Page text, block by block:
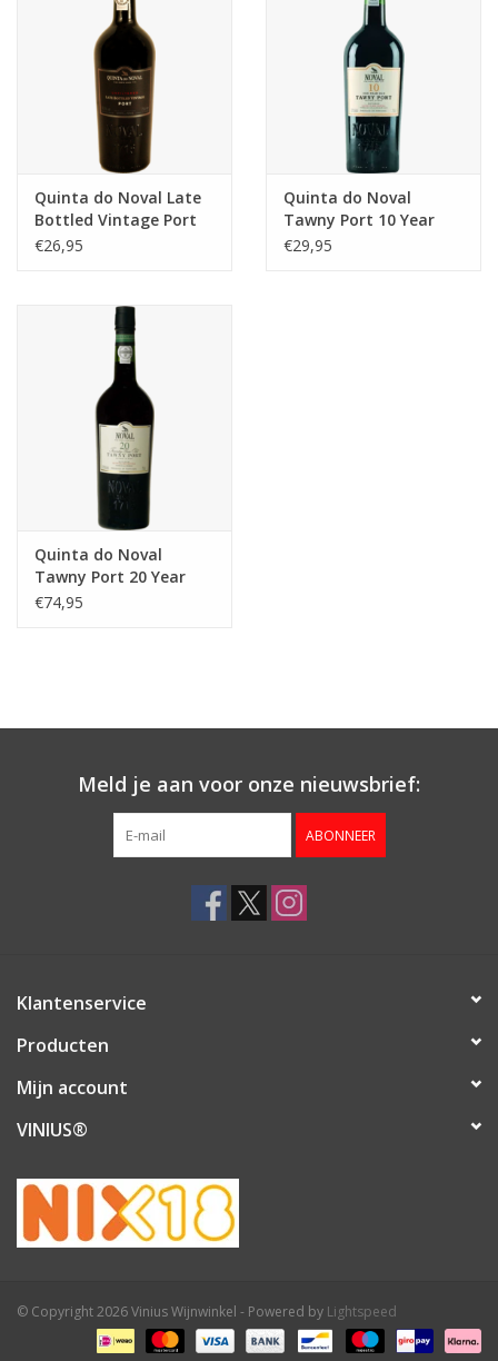
Quinta do Noval Late
Bottled Vintage Port
Unfiltered
€26,95
Quinta do Noval
Tawny Port 10 Year
Old
€29,95
Quinta do Noval
Tawny Port 20 Year
Old
€74,95
Meld je aan voor onze nieuwsbrief:
ABONNEER
Klantenservice
Producten
Mijn account
VINIUS®
© Copyright 2026 Vinius Wijnwinkel - Powered by Lightspeed